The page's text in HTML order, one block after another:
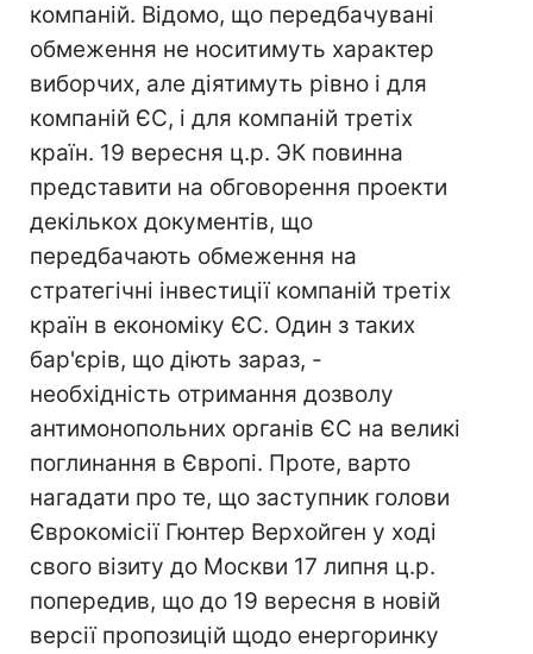
компаній. Відомо, що передбачувані
обмеження не носитимуть характер
виборчих, але діятимуть рівно і для
компаній ЄС, і для компаній третіх
країн. 19 вересня ц.р. ЭК повинна
представити на обговорення проекти
декількох документів, що
передбачають обмеження на
стратегічні інвестиції компаній третіх
країн в економіку ЄС. Один з таких
бар'єрів, що діють зараз, -
необхідність отримання дозволу
антимонопольних органів ЄС на великі
поглинання в Європі. Проте, варто
нагадати про те, що заступник голови
Єврокомісії Гюнтер Верхойген у ході
свого візиту до Москви 17 липня ц.р.
попередив, що до 19 вересня в новій
версії пропозицій щодо енергоринку